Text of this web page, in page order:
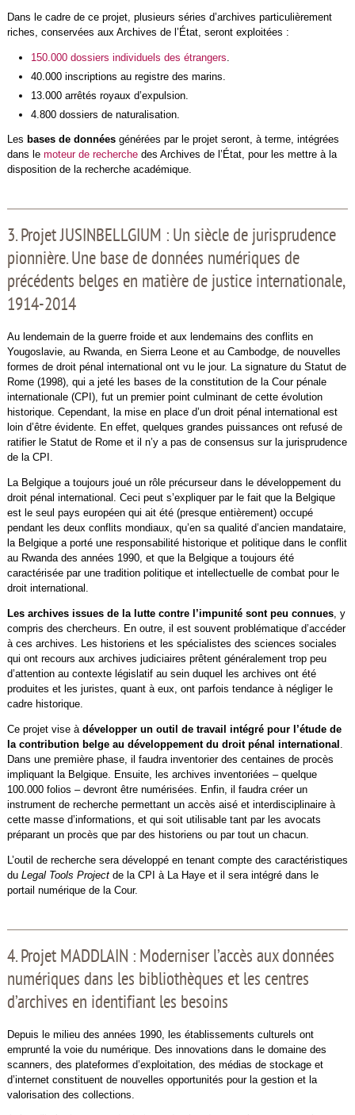
Dans le cadre de ce projet, plusieurs séries d’archives particulièrement
riches, conservées aux Archives de l’État, seront exploitées :
150.000 dossiers individuels des étrangers
40.000 inscriptions au registre des marins.
13.000 arrêtés royaux d’expulsion.
4.800 dossiers de naturalisation.
Les bases de données générées par le projet seront, à terme, intégrées
dans le moteur de recherchedes Archives de l’État, pour les mettre à la
disposition de la recherche académique.
3. Projet JUSINBELLGIUM : Un siècle de jurisprudence
pionnière. Une base de données numériques de
précédents belges en matière de justice internationale,
1914-2014
Au lendemain de la guerre froide et aux lendemains des conflits en
Yougoslavie, au Rwanda, en Sierra Leone et au Cambodge, de nouvelles
formes de droit pénal international ont vu le jour. La signature du Statut de
Rome (1998), qui a jeté les bases de la constitution de la Cour pénale
internationale (CPI), fut un premier point culminant de cette évolution
historique. Cependant, la mise en place d’un droit pénal international est
loin d’être évidente. En effet, quelques grandes puissances ont refusé de
ratifier le Statut de Rome et il n’y a pas de consensus sur la jurisprudence
de la CPI.
La Belgique a toujours joué un rôle précurseur dans le développement du
droit pénal international. Ceci peut s’expliquer par le fait que la Belgique
est le seul pays européen qui ait été (presque entièrement) occupé
pendant les deux conflits mondiaux, qu’en sa qualité d’ancien mandataire,
la Belgique a porté une responsabilité historique et politique dans le conflit
au Rwanda des années 1990, et que la Belgique a toujours été
caractérisée par une tradition politique et intellectuelle de combat pour le
droit international.
Les archives issues de la lutte contre l’impunité sont peu connues, y
compris des chercheurs. En outre, il est souvent problématique d’accéder
à ces archives. Les historiens et les spécialistes des sciences sociales
qui ont recours aux archives judiciaires prêtent généralement trop peu
d’attention au contexte législatif au sein duquel les archives ont été
produites et les juristes, quant à eux, ont parfois tendance à négliger le
cadre historique.
Ce projet vise à développer un outil de travail intégré pour l’étude de
la contribution belge au développement du droit pénal international
Dans une première phase, il faudra inventorier des centaines de procès
impliquant la Belgique. Ensuite, les archives inventoriées – quelque
100.000 folios – devront être numérisées. Enfin, il faudra créer un
instrument de recherche permettant un accès aisé et interdisciplinaire à
cette masse d’informations, et qui soit utilisable tant par les avocats
préparant un procès que par des historiens ou par tout un chacun.
L’outil de recherche sera développé en tenant compte des caractéristiques
du Legal Tools Project de la CPI à La Haye et il sera intégré dans le
portail numérique de la Cour.
4. Projet MADDLAIN : Moderniser l’accès aux données
numériques dans les bibliothèques et les centres
d’archives en identifiant les besoins
Depuis le milieu des années 1990, les établissements culturels ont
emprunté la voie du numérique. Des innovations dans le domaine des
scanners, des plateformes d’exploitation, des médias de stockage et
d’internet constituent de nouvelles opportunités pour la gestion et la
valorisation des collections.